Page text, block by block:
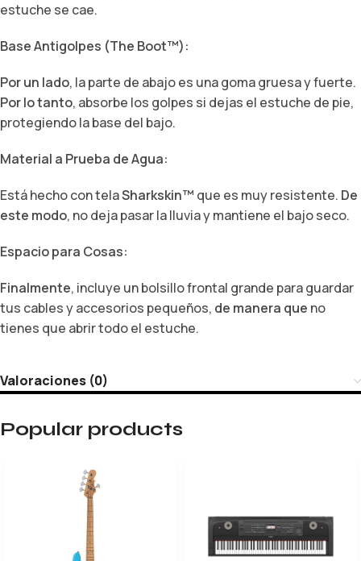
estuche se cae.
Base Antigolpes (The Boot™):
Por un lado, la parte de abajo es una goma gruesa y fuerte.
Por lo tanto, absorbe los golpes si dejas el estuche de pie,
protegiendo la base del bajo.
Material a Prueba de Agua:
Está hecho con telaSharkskin™ que es muy resistente. De
este modo, no deja pasar la lluvia y mantiene el bajo seco.
Espacio para Cosas:
Finalmente, incluye un bolsillo frontal grande para guardar
tus cables y accesorios pequeños, de manera que no
tienes que abrir todo el estuche.
Valoraciones (0)
Popular products